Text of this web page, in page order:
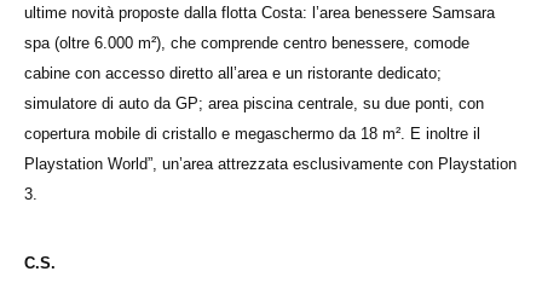
ultime novità proposte dalla flotta Costa: l’area benessere Samsara
spa (oltre 6.000 m²), che comprende centro benessere, comode
cabine con accesso diretto all’area e un ristorante dedicato;
simulatore di auto da GP; area piscina centrale, su due ponti, con
copertura mobile di cristallo e megaschermo da 18 m². E inoltre il
Playstation World”, un’area attrezzata esclusivamente con Playstation
3.
C.S.